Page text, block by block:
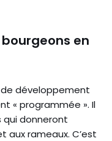
en
développement
« programmée ». Il
qui donneront
aux rameaux. C’est